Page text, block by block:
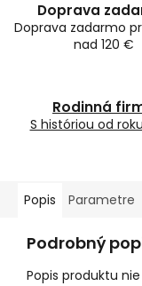
Doprava
Doprava zadarmo
nad 120 €
Rodinná
S históriou od
Popis Parametre
Podrobný
Popis produktu